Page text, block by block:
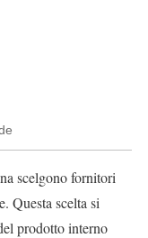
scelgono fornitori
Questa scelta si
prodotto interno